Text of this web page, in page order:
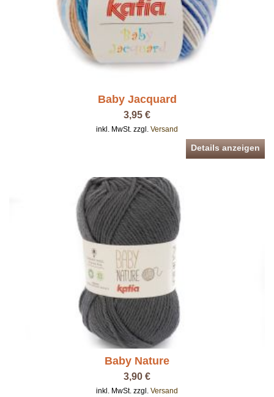
Baby Jacquard
3,95 €
inkl. MwSt. zzgl. Versand
Details anzeigen
Baby Nature
3,90 €
inkl. MwSt. zzgl. Versand